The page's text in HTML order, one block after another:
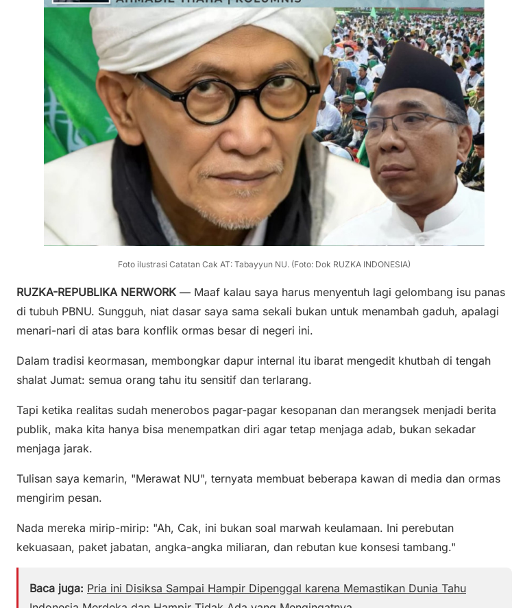
Foto ilustrasi Catatan Cak AT: Tabayyun NU. (Foto: Dok RUZKA INDONESIA)
RUZKA-REPUBLIKA NERWORK — Maaf kalau saya harus menyentuh lagi gelombang isu panas
di tubuh PBNU. Sungguh, niat dasar saya sama sekali bukan untuk menambah gaduh, apalagi
menari-nari di atas bara konflik ormas besar di negeri ini.
Dalam tradisi keormasan, membongkar dapur internal itu ibarat mengedit khutbah di tengah
shalat Jumat: semua orang tahu itu sensitif dan terlarang.
Tapi ketika realitas sudah menerobos pagar-pagar kesopanan dan merangsek menjadi berita
publik, maka kita hanya bisa menempatkan diri agar tetap menjaga adab, bukan sekadar
menjaga jarak.
Tulisan saya kemarin, "Merawat NU", ternyata membuat beberapa kawan di media dan ormas
mengirim pesan.
Nada mereka mirip-mirip: "Ah, Cak, ini bukan soal marwah keulamaan. Ini perebutan
kekuasaan, paket jabatan, angka-angka miliaran, dan rebutan kue konsesi tambang."
Baca juga: Pria ini Disiksa Sampai Hampir Dipenggal karena Memastikan Dunia Tahu